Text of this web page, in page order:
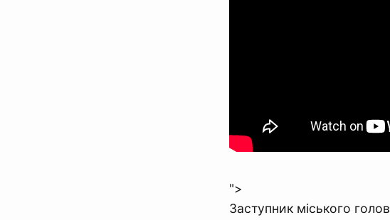
">
Заступник міського